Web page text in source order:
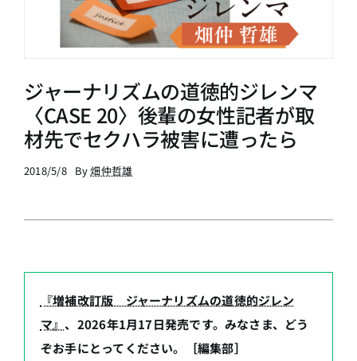
ジャーナリズムの道徳的ジレンマ
〈CASE 20〉後輩の女性記者が取
材先でセクハラ被害に遭ったら
2018/5/8 By畑仲哲雄
『増補改訂版 ジャーナリズムの道徳的ジレン
マ』、2026年1月17日発売です。みなさま、どう
ぞお手にとってください。［編集部］